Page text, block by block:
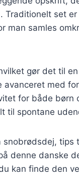
set
man samles
gør det til
med
for både
til spontane
tips
denne danske
kan finde den